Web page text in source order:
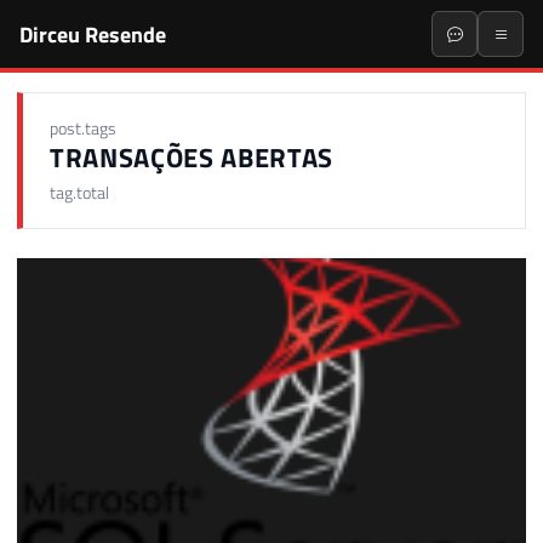
Dirceu Resende
post.tags
TRANSAÇÕES ABERTAS
tag.total